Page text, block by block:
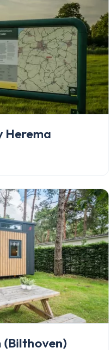
Herema
(Bilthoven)